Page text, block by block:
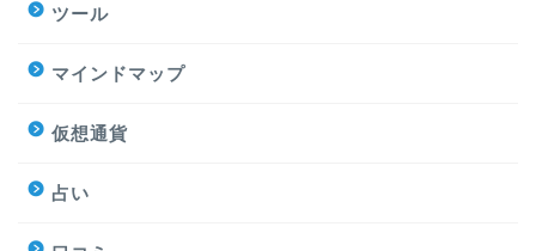
ツール
マインドマップ
仮想通貨
占い